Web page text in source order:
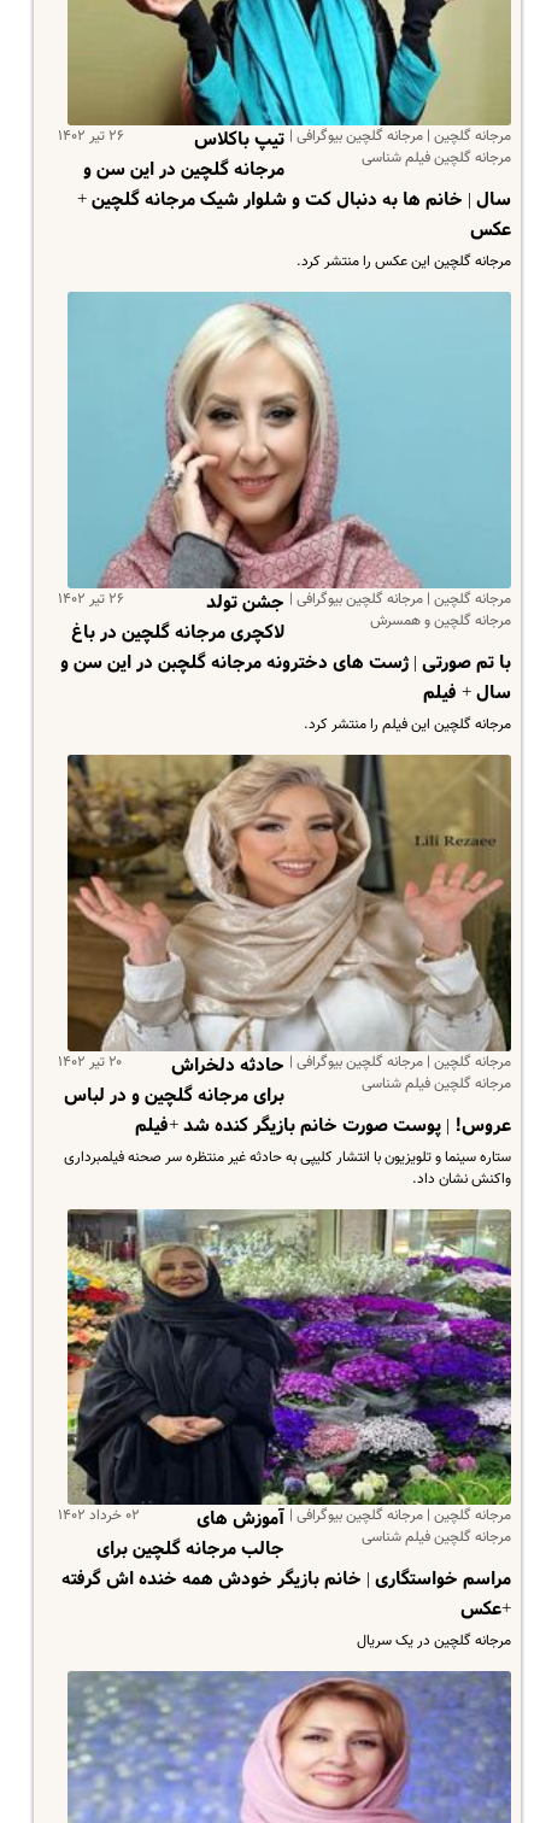
مرجانه گلچین | مرجانه گلچین بیوگرافی |
مرجانه گلچین فیلم شناسی
۲۶ تیر ۱۴۰۲
تیپ باکلاس
مرجانه گلچین در این سن و
سال | خانم ها به دنبال کت و شلوار شیک مرجانه گلچین +
عکس
مرجانه گلچین این عکس را منتشر کرد.
مرجانه گلچین | مرجانه گلچین بیوگرافی |
مرجانه گلچین و همسرش
۲۶ تیر ۱۴۰۲
جشن تولد
لاکچری مرجانه گلچین در باغ
با تم صورتی | ژست های دخترونه مرجانه گلچبن در این سن و
سال + فیلم
مرجانه گلچین این فیلم را منتشر کرد.
مرجانه گلچین | مرجانه گلچین بیوگرافی |
مرجانه گلچین فیلم شناسی
۲۰ تیر ۱۴۰۲
حادثه دلخراش
برای مرجانه گلچین و در لباس
عروس! | پوست صورت خانم بازیگر کنده شد +فیلم
ستاره سینما و تلویزیون با انتشار کلیپی به حادثه غیر منتظره سر صحنه فیلمبرداری
واکنش نشان داد.
مرجانه گلچین | مرجانه گلچین بیوگرافی |
مرجانه گلچین فیلم شناسی
۰۲ خرداد ۱۴۰۲
آموزش های
جالب مرجانه گلچین برای
مراسم خواستگاری | خانم بازیگر خودش همه خنده اش گرفته
+عکس
مرجانه گلچین در یک سریال